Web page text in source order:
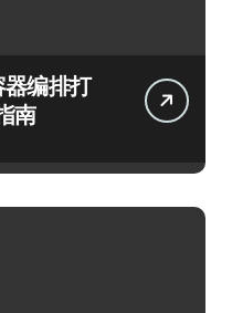
编排打
南